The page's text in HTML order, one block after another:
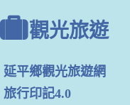
觀光旅遊
延平鄉觀光旅遊網
旅行印記4.0